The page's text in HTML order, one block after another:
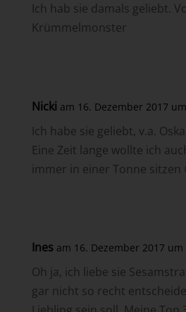
Ich hab sie damals geliebt.
Krümmelmonster
Nicki am 16. Dezember 2017
Ich habe sie geliebt, v.a.
Eine Zeit lange wollte ich
immer in einer Tonne sitzen
Ines am 16. Dezember 2017 um
Oh ja, ich liebe sie
gar nicht so recht